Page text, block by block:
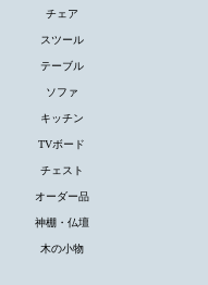
チェア
スツール
テーブル
ソファ
キッチン
TVボード
チェスト
オーダー品
神棚・仏壇
木の小物